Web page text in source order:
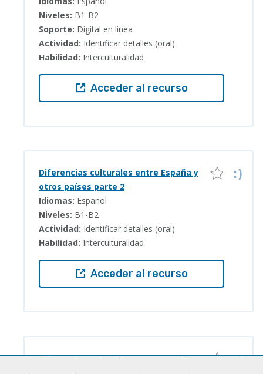
Niveles: B1-B2
Soporte: Digital en linea
Actividad: Identificar detalles (oral)
Habilidad: Interculturalidad
Acceder al recurso
Diferencias culturales entre España y
otros países parte 2
Idiomas: Español
Niveles: B1-B2
Actividad: Identificar detalles (oral)
Habilidad: Interculturalidad
Acceder al recurso
Diferencias culturales entre España y